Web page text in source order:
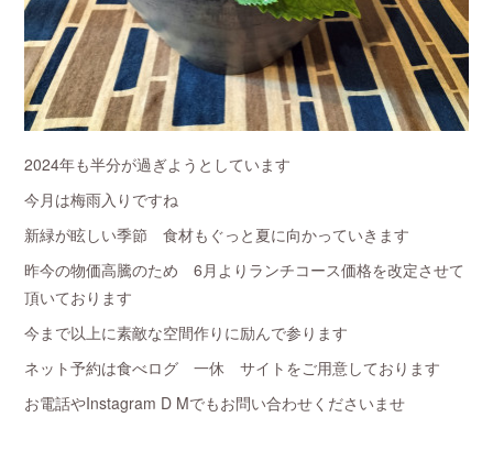
2024年も半分が過ぎようとしています
今月は梅雨入りですね
新緑が眩しい季節 食材もぐっと夏に向かっていきます
昨今の物価高騰のため 6月よりランチコース価格を改定させて
頂いております
今まで以上に素敵な空間作りに励んで参ります
ネット予約は食べログ 一休 サイトをご用意しております
お電話やInstagram D Mでもお問い合わせくださいませ